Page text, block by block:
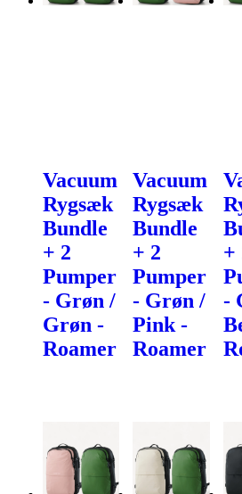
Vacuum
Rygsæk
Bundle
+ 2
Pumper
- Grøn /
Grøn -
Roamer
Vacuum
Rygsæk
Bundle
+ 2
Pumper
- Grøn /
Pink -
Roamer
+
-